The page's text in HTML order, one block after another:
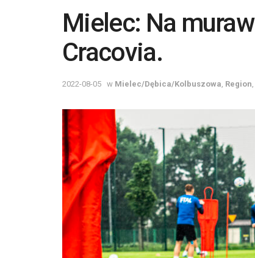
Mielec: Na
Cracovia.
2022-08-05 w Mielec/Dębica/Kolbuszowa Region